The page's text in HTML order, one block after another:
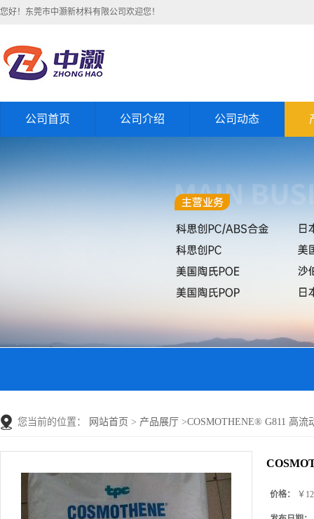
您好！东莞市中灏新材料有限公司欢迎您！
公司首页 公司介绍 公司动态
您当前的位置： 网站首页 > 产品展厅 >COSMOTHENE® G811 高流
价格： ￥